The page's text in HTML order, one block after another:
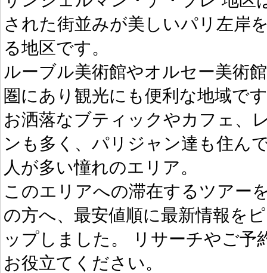
された街並みが美しいパリ左岸
る地区です。
ルーブル美術館やオルセー美術
圏にあり観光にも便利な地域で
お洒落なブティックやカフェ、
ンも多く、パリジャン達も住ん
人が多い憧れのエリア。
このエリアへの滞在するツアー
の方へ、最安値順に最新情報を
ップしました。 リサーチやご予
お役立てください。